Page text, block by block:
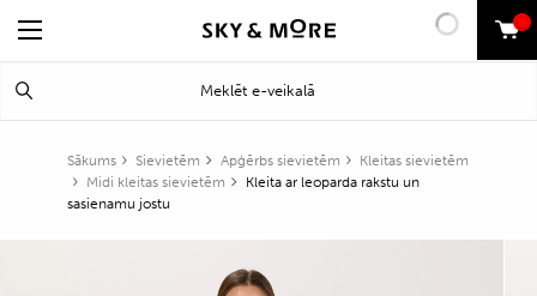
0
Sākums Sievietēm Apģērbs sievietēm
Kleitas sievietēm
Midi kleitas sievietēm
Kleita ar leoparda rakstu un
sasienamu jostu